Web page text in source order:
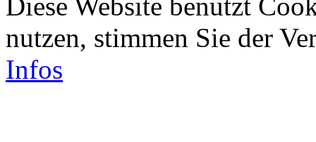
nutzen, stimmen Sie der
Infos